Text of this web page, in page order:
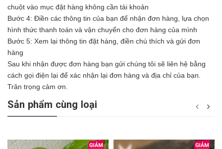
chuột vào mục đặt hàng không cần tài khoản
Bước 4: Điền các thông tin của bạn để nhận đơn hàng, lựa chọn
hình thức thanh toán và vận chuyển cho đơn hàng của mình
Bước 5: Xem lại thông tin đặt hàng, điền chú thích và gửi đơn
hàng
Sau khi nhận được đơn hàng bạn gửi chúng tôi sẽ liên hệ bằng
cách gọi điện lại để xác nhận lại đơn hàng và địa chỉ của bạn.
Trân trọng cảm ơn.
Sản phẩm cùng loại